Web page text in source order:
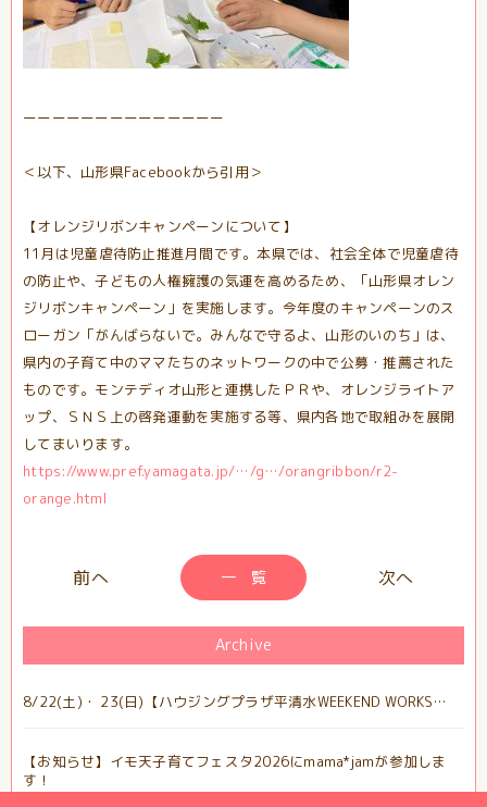
ーーーーーーーーーーーーーー
＜以下、山形県Facebookから引用＞
【オレンジリボンキャンペーンについて】
11月は児童虐待防止推進月間です。本県では、社会全体で児童虐待
の防止や、子どもの人権擁護の気運を高めるため、「山形県オレン
ジリボンキャンペーン」を実施します。今年度のキャンペーンのス
ローガン「がんばらないで。みんなで守るよ、山形のいのち」は、
県内の子育て中のママたちのネットワークの中で公募・推薦された
ものです。 モンテディオ山形と連携したＰＲや、オレンジライトア
ップ、ＳＮＳ上の啓発運動を実施する等、県内各地で取組みを展開
してまいります。
https://www.pref.yamagata.jp/…/g…/orangribbon/r2-
orange.html
一 覧
Archive
8/22(土)・ 23(日)【ハウジングプラザ平清水WEEKEND WORKS…
【お知らせ】イモ天子育てフェスタ2026にmama*jamが参加しま
す！